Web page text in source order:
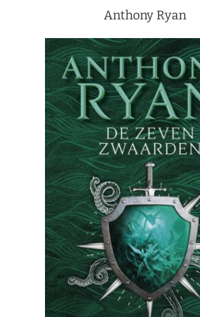
Anthony Ryan